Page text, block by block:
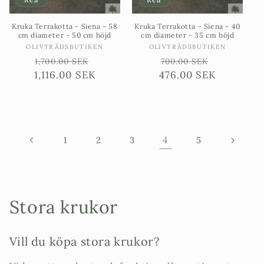
Kruka Terrakotta - Siena - 58
cm diameter - 50 cm höjd
Säljare:
OLIVTRÄDSBUTIKEN
Ordinarie
pris
1,700.00 SEK
Försäljningspris
1,116.00 SEK
Kruka Terrakotta - Siena - 40
cm diameter - 35 cm höjd
Säljare:
OLIVTRÄDSBUTIKEN
Ordinarie
pris
700.00 SEK
476.00 SEK
1 2 3 4 5
P
o
Stora krukor
Vill du köpa stora krukor?